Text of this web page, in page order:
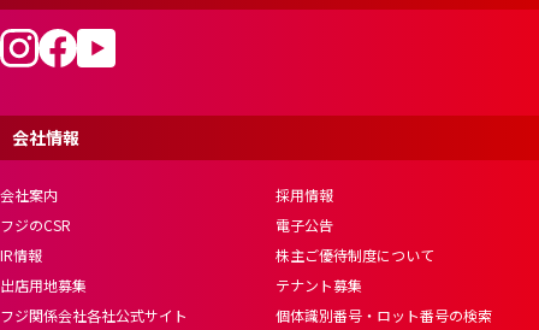
会社情報
会社案内
採用情報
フジのCSR
電子公告
IR情報
株主ご優待制度について
出店用地募集
テナント募集
フジ関係会社各社公式サイト
個体識別番号・ロット番号の検索